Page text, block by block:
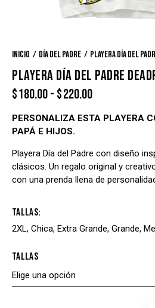
Inicio Día del Padre Playera Día del
PLAYERA DÍA DEL PADRE
$180.00- $220.00
PERSONALIZA ESTA PLAYERA
PAPÁ E HIJOS.
Playera Día del Padre con diseño
clásicos. Un regalo original y
con una prenda llena de
Tallas
2XL, Chica, Extra Grande, Grande,
Tallas